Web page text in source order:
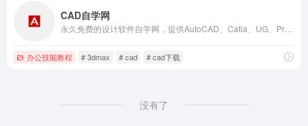
CAD自学网
办公技能教程 # 3dmax # cad # cad下载
没有了